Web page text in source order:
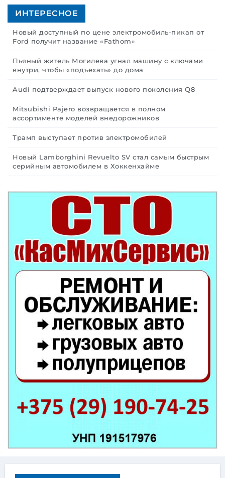
ИНТЕРЕСНОЕ
Новый доступный по цене электромобиль-пикап от
Ford получит название «Fathom»
Пьяный житель Могилева угнал машину с ключами
внутри, чтобы «подъехать» до дома
Audi подтверждает выпуск нового поколения Q8
Mitsubishi Pajero возвращается в полном
ассортименте моделей внедорожников
Трамп выступает против электромобилей
Новый Lamborghini Revuelto SV стал самым быстрым
серийным автомобилем в Хоккенхайме